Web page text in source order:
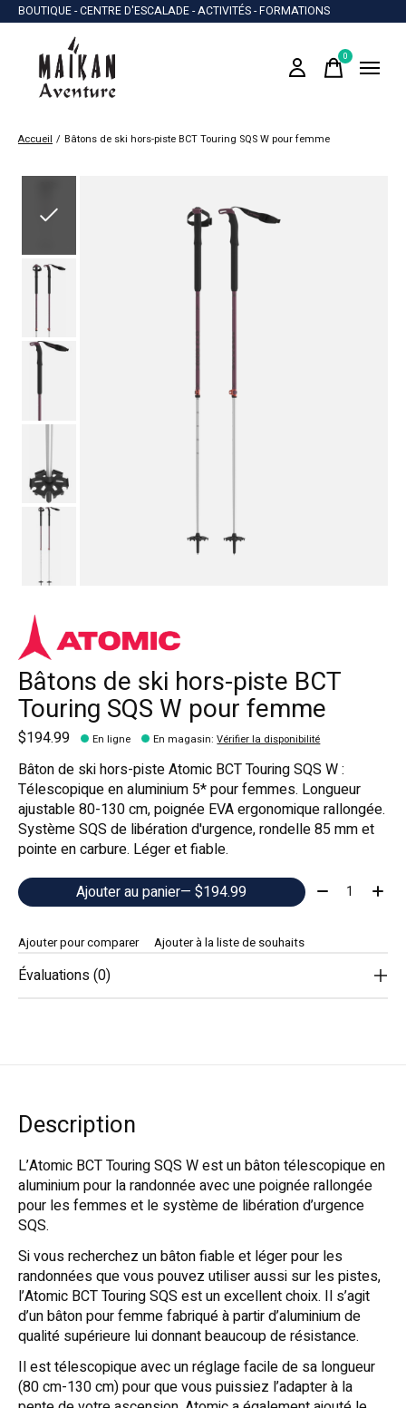
BOUTIQUE - CENTRE D'ESCALADE - ACTIVITÉS - FORMATIONS
0items
Accueil / Bâtons de ski hors-piste BCT Touring SQS W pour femme
Bâtons de ski hors-piste BCT
Touring SQS W pour femme
$194.99 En ligne En magasin:Vérifier la disponibilité
Bâton de ski hors-piste Atomic BCT Touring SQS W :
Télescopique en aluminium 5* pour femmes. Longueur
ajustable 80-130 cm, poignée EVA ergonomique rallongée.
Système SQS de libération d'urgence, rondelle 85 mm et
pointe en carbure. Léger et fiable.
Ajouter au panier
— $194.99 Quantité:
Ajouter pour comparer Ajouter à la liste de souhaits
Évaluations (0)
Description
L’Atomic BCT Touring SQS W est un bâton télescopique en
aluminium pour la randonnée avec une poignée rallongée
pour les femmes et le système de libération d’urgence
SQS.
Si vous recherchez un bâton fiable et léger pour les
randonnées que vous pouvez utiliser aussi sur les pistes,
l’Atomic BCT Touring SQS est un excellent choix. Il s’agit
d’un bâton pour femme fabriqué à partir d’aluminium de
qualité supérieure lui donnant beaucoup de résistance.
Il est télescopique avec un réglage facile de sa longueur
(80 cm-130 cm) pour que vous puissiez l’adapter à la